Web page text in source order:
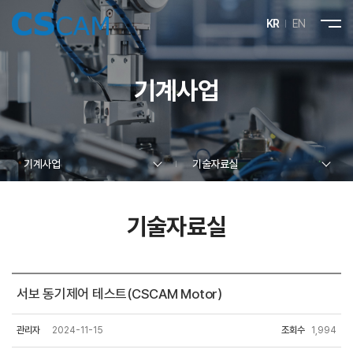
KR EN
기계사업
기계사업 기술자료실
기술자료실
서보 동기제어 테스트(CSCAM Motor)
관리자 2024-11-15 조회수 1,994